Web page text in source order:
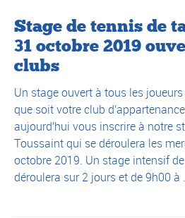
Stage de tennis de
31 octobre 2019
clubs
Un stage ouvert à tous les
que soit votre club
aujourd'hui vous inscrire à notre
Toussaint qui se déroulera les
octobre 2019. Un stage intensif
déroulera sur 2 jours et de 9h00 à